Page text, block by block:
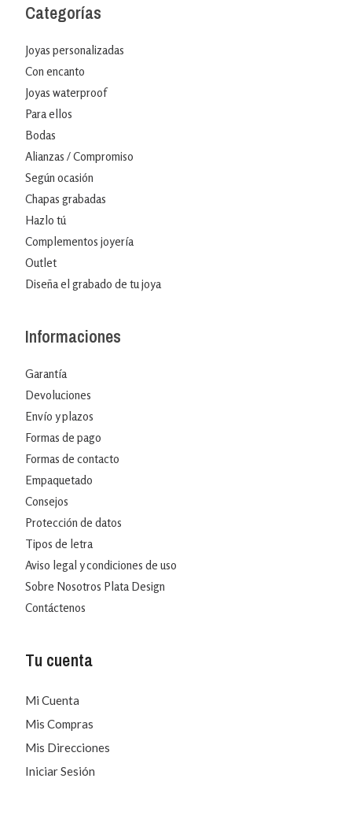
Categorías
Joyas personalizadas
Con encanto
Joyas waterproof
Para ellos
Bodas
Alianzas / Compromiso
Según ocasión
Chapas grabadas
Hazlo tú
Complementos joyería
Outlet
Diseña el grabado de tu joya
Informaciones
Garantía
Devoluciones
Envío y plazos
Formas de pago
Formas de contacto
Empaquetado
Consejos
Protección de datos
Tipos de letra
Aviso legal y condiciones de uso
Sobre Nosotros Plata Design
Contáctenos
Tu cuenta
Mi Cuenta
Mis Compras
Mis Direcciones
Iniciar Sesión